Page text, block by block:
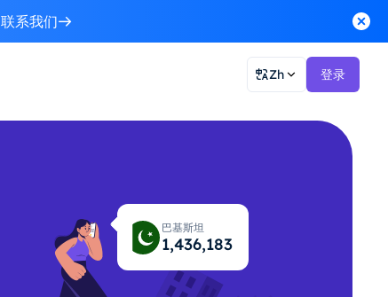
联系我们
Zh 登录
巴基斯坦
1,436,242